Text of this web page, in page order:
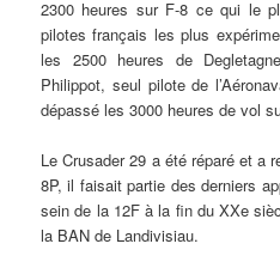
2300 heures sur F-8 ce qui le
pilotes français les plus
les 2500 heures de
Philippot, seul pilote de
dépassé les 3000 heures de vol
Le Crusader 29 a été réparé et a
8P, il faisait partie des derniers
sein de la 12F à la fin du XXe
la BAN de Landivisiau.